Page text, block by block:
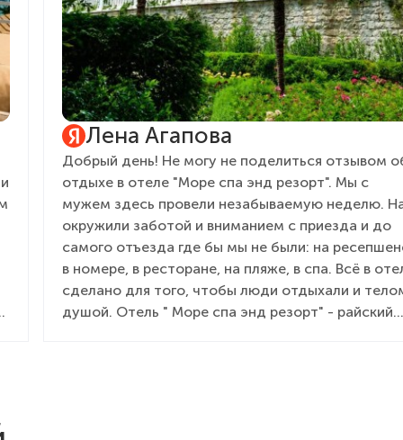
Лена Агапова
Добрый день! Не могу не поделиться отзывом
отдыхе в отеле "Море спа энд резорт". Мы с
мужем здесь провели незабываемую неделю.
окружили заботой и вниманием с приезда и до
самого отъезда где бы мы не были: на
в номере, в ресторане, на пляже, в спа. Всё в
сделано для того, чтобы люди отдыхали и
душой. Отель " Море спа энд резорт" - райский